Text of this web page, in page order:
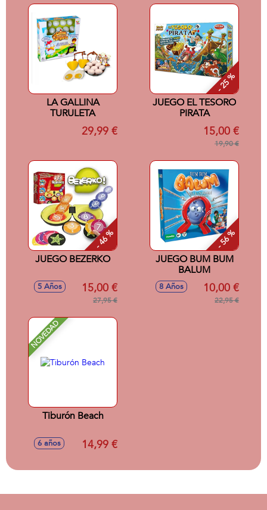
LA GALLINA
TURULETA
29,99 €
- 25 %
JUEGO EL TESORO
PIRATA
15,00 €
19,90 €
- 46 %
JUEGO BEZERKO
5 Años 15,00 €
27,95 €
- 56 %
JUEGO BUM BUM
BALUM
8 Años 10,00 €
22,95 €
NOVEDAD
Tiburón Beach
6 años 14,99 €